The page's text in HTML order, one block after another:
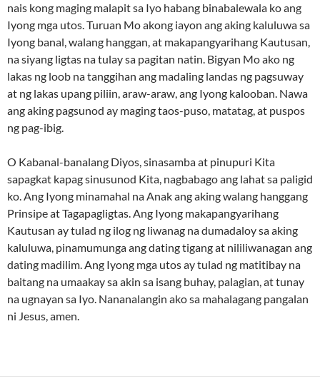
nais kong maging malapit sa Iyo habang binabalewala ko ang
Iyong mga utos. Turuan Mo akong iayon ang aking kaluluwa sa
Iyong banal, walang hanggan, at makapangyarihang Kautusan,
na siyang ligtas na tulay sa pagitan natin. Bigyan Mo ako ng
lakas ng loob na tanggihan ang madaling landas ng pagsuway
at ng lakas upang piliin, araw-araw, ang Iyong kalooban. Nawa
ang aking pagsunod ay maging taos-puso, matatag, at puspos
ng pag-ibig.
O Kabanal-banalang Diyos, sinasamba at pinupuri Kita
sapagkat kapag sinusunod Kita, nagbabago ang lahat sa paligid
ko. Ang Iyong minamahal na Anak ang aking walang hanggang
Prinsipe at Tagapagligtas. Ang Iyong makapangyarihang
Kautusan ay tulad ng ilog ng liwanag na dumadaloy sa aking
kaluluwa, pinamumunga ang dating tigang at nililiwanagan ang
dating madilim. Ang Iyong mga utos ay tulad ng matitibay na
baitang na umaakay sa akin sa isang buhay, palagian, at tunay
na ugnayan sa Iyo. Nananalangin ako sa mahalagang pangalan
ni Jesus, amen.